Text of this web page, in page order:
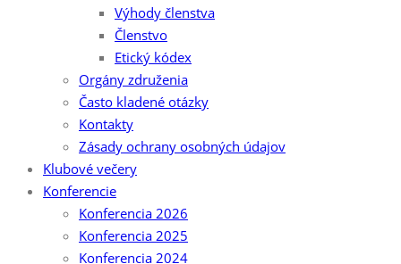
Výhody členstva
Členstvo
Etický kódex
Orgány združenia
Často kladené otázky
Kontakty
Zásady ochrany osobných údajov
Klubové večery
Konferencie
Konferencia 2026
Konferencia 2025
Konferencia 2024